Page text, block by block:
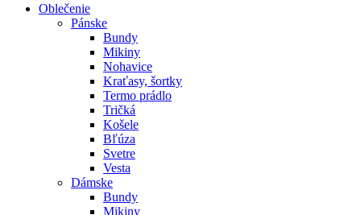
Oblečenie
Pánske
Bundy
Mikiny
Nohavice
Kraťasy, šortky
Termo prádlo
Tričká
Košele
Bľúza
Svetre
Vesta
Dámske
Bundy
Mikiny